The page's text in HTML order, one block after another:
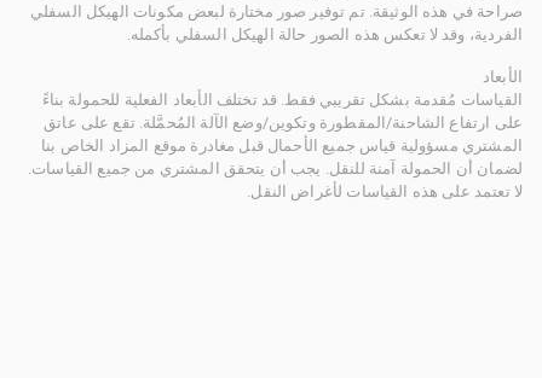
صراحة في هذه الوثيقة. تم توفير صور مختارة لبعض مكونات الهيكل السفلي
الفردية، وقد لا تعكس هذه الصور حالة الهيكل السفلي بأكمله.
الأبعاد
القياسات مُقدمة بشكل تقريبي فقط. قد تختلف الأبعاد الفعلية للحمولة بناءً
على ارتفاع الشاحنة/المقطورة وتكوين/وضع الآلة المُحمَّلة. تقع على عاتق
المشتري مسؤولية قياس جميع الأحمال قبل مغادرة موقع المزاد الخاص بنا
لضمان أن الحمولة آمنة للنقل. يجب أن يتحقق المشتري من جميع القياسات.
لا تعتمد على هذه القياسات لأغراض النقل.